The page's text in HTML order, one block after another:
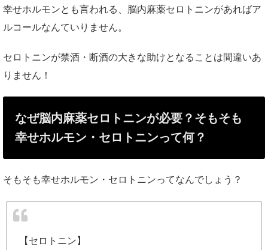
幸せホルモンとも言われる、脳内麻薬セロトニンがあればア
ルコールなんていりません。
セロトニンが禁酒・断酒の大きな助けとなることは間違いあ
りません！
なぜ脳内麻薬セロトニンが必要？そもそも
幸せホルモン・セロトニンって何？
そもそも幸せホルモン・セロトニンってなんでしょう？
【セロトニン】